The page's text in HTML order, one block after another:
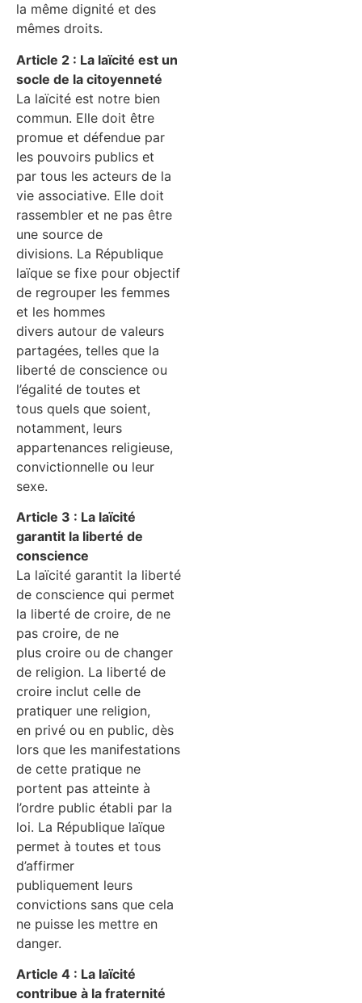
la même dignité et des
mêmes droits.
Article 2 : La laïcité est un
socle de la citoyenneté
La laïcité est notre bien
commun. Elle doit être
promue et défendue par
les pouvoirs publics et
par tous les acteurs de la
vie associative. Elle doit
rassembler et ne pas être
une source de
divisions. La République
laïque se fixe pour objectif
de regrouper les femmes
et les hommes
divers autour de valeurs
partagées, telles que la
liberté de conscience ou
l’égalité de toutes et
tous quels que soient,
notamment, leurs
appartenances religieuse,
convictionnelle ou leur
sexe.
Article 3 : La laïcité
garantit la liberté de
conscience
La laïcité garantit la liberté
de conscience qui permet
la liberté de croire, de ne
pas croire, de ne
plus croire ou de changer
de religion. La liberté de
croire inclut celle de
pratiquer une religion,
en privé ou en public, dès
lors que les manifestations
de cette pratique ne
portent pas atteinte à
l’ordre public établi par la
loi. La République laïque
permet à toutes et tous
d’affirmer
publiquement leurs
convictions sans que cela
ne puisse les mettre en
danger.
Article 4 : La laïcité
contribue à la fraternité